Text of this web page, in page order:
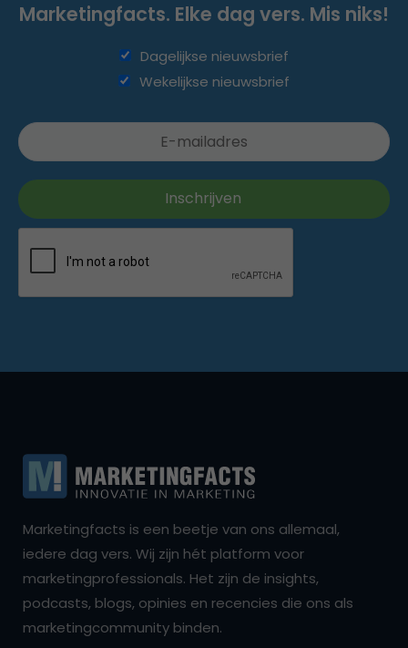
Marketingfacts. Elke dag vers. Mis niks!
Dagelijkse nieuwsbrief
Wekelijkse nieuwsbrief
Marketingfacts is een beetje van ons allemaal,
iedere dag vers. Wij zijn hét platform voor
marketingprofessionals. Het zijn de insights,
podcasts, blogs, opinies en recencies die ons als
marketingcommunity binden.